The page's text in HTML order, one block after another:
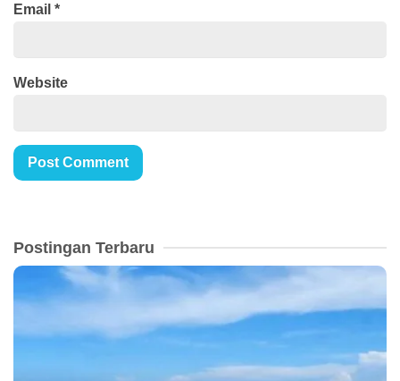
Email *
Website
Postingan Terbaru